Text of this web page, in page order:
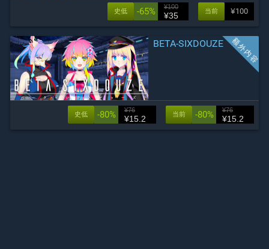
¥100
当前
-65% ¥100
¥35
史低
BETA-SIXDOUZE
-80% ¥76
¥15.2
当前
-80% ¥76
¥15.2
史低